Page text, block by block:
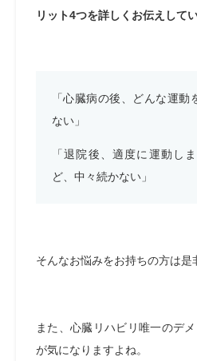
リット4つを詳しくお伝えしてい
「心臓病の後、どんな運動
ない」
「退院後、適度に運動し
ど、中々続かない」
そんなお悩みをお持ちの方は是
また、心臓リハビリ唯一のデ
が気になりますよね。